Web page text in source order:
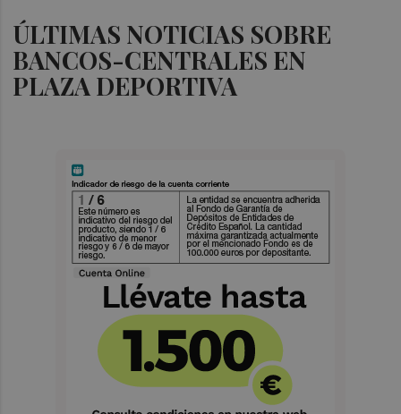
ÚLTIMAS NOTICIAS SOBRE
BANCOS-CENTRALES EN
PLAZA DEPORTIVA